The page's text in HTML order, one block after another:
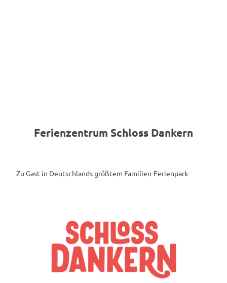
Ferienzentrum Schloss Dankern
Zu Gast in Deutschlands größtem Familien-Ferienpark